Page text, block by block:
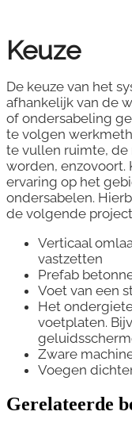
Keuze
De keuze van het
afhankelijk van de
of ondersabeling
te volgen
te vullen ruimte,
worden, enzovoort.
ervaring op het
ondersabelen.
de volgende
Verticaal
vastzetten
Prefab
Voet van een
Het
voetplaten.
Zware
Voegen
Gerelateerde